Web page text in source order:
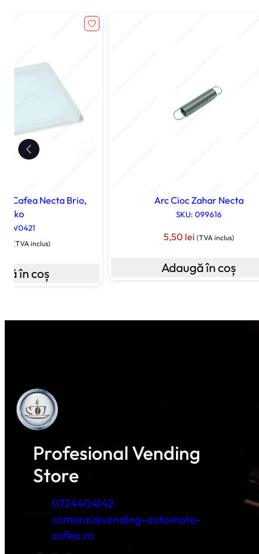
Cafea Necta Brio,
Kikko
0V0421
(TVA inclus)
în coș
Arc Cioc Zahar Necta
SKU: 099616
5,50 lei (TVA inclus)
Adaugă în coș
Profesional Vending
Store
0724404142
comenzi@vending-automate-
cafea.ro